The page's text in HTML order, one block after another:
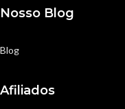
Nosso Blog
Blog
Afiliados